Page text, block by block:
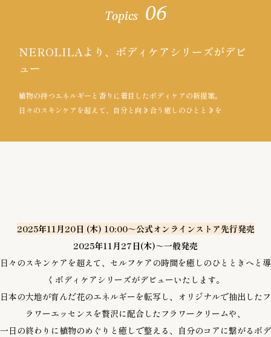
Topics 06
NEROLILAより、ボディケアシリーズがデビ
ュー
植物の持つエネルギーと香りに着目したボディケアの新提案。
日々のスキンケアを超えて、自分と向き合う癒しのひとときを
2025年11月20日 (木) 10:00～公式オンラインストア先行発売
2025年11月27日(木)～一般発売
日々のスキンケアを超えて、セルフケアの時間を癒しのひとときへと導
くボディケアシリーズがデビューいたします。
日本の大地が育んだ花のエネルギーを転写し、オリジナルで抽出したフ
ラワーエッセンスを贅沢に配合したフラワークリームや、
一日の終わりに植物のめぐりと癒しで整える、自分のコアに繋がるボデ